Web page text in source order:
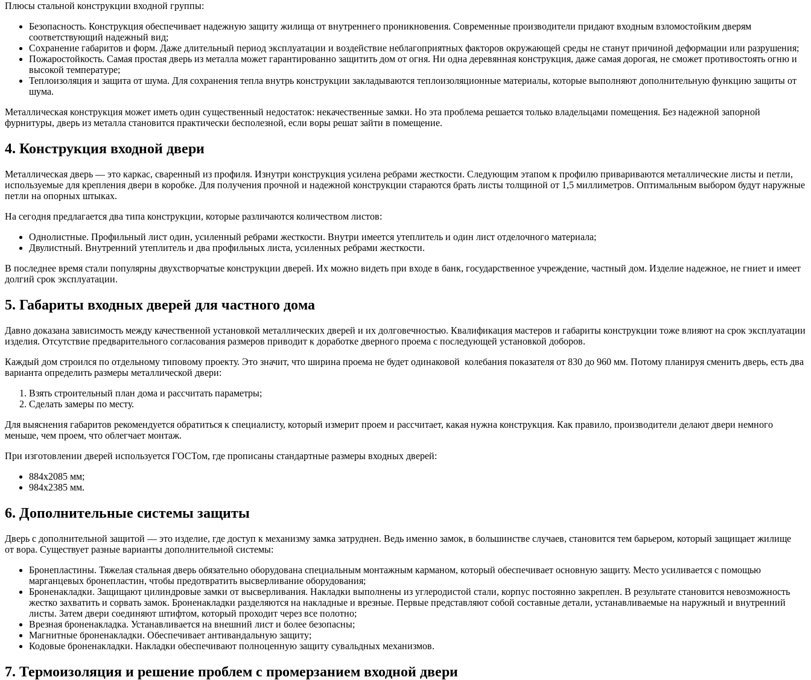
Плюсы стальной конструкции входной группы:
Безопасность. Конструкция обеспечивает надежную защиту жилища от внутреннего проникновения. Современные производители придают входным взломостойким дверям
соответствующий надежный вид;
Сохранение габаритов и форм. Даже длительный период эксплуатации и воздействие неблагоприятных факторов окружающей среды не станут причиной деформации или разрушения;
Пожаростойкость. Самая простая дверь из металла может гарантированно защитить дом от огня. Ни одна деревянная конструкция, даже самая дорогая, не сможет противостоять огню и
высокой температуре;
Теплоизоляция и защита от шума. Для сохранения тепла внутрь конструкции закладываются теплоизоляционные материалы, которые выполняют дополнительную функцию защиты от
шума.
Металлическая конструкция может иметь один существенный недостаток: некачественные замки. Но эта проблема решается только владельцами помещения. Без надежной запорной
фурнитуры, дверь из металла становится практически бесполезной, если воры решат зайти в помещение.
4. Конструкция входной двери
Металлическая дверь — это каркас, сваренный из профиля. Изнутри конструкция усилена ребрами жесткости. Следующим этапом к профилю привариваются металлические листы и петли,
используемые для крепления двери в коробке. Для получения прочной и надежной конструкции стараются брать листы толщиной от 1,5 миллиметров. Оптимальным выбором будут наружные
петли на опорных штыках.
На сегодня предлагается два типа конструкции, которые различаются количеством листов:
Однолистные. Профильный лист один, усиленный ребрами жесткости. Внутри имеется утеплитель и один лист отделочного материала;
Двулистный. Внутренний утеплитель и два профильных листа, усиленных ребрами жесткости.
В последнее время стали популярны двухстворчатые конструкции дверей. Их можно видеть при входе в банк, государственное учреждение, частный дом. Изделие надежное, не гниет и имеет
долгий срок эксплуатации.
5. Габариты входных дверей для частного дома
Давно доказана зависимость между качественной установкой металлических дверей и их долговечностью. Квалификация мастеров и габариты конструкции тоже влияют на срок эксплуатации
изделия. Отсутствие предварительного согласования размеров приводит к доработке дверного проема с последующей установкой доборов.
Каждый дом строился по отдельному типовому проекту. Это значит, что ширина проема не будет одинаковой колебания показателя от 830 до 960 мм. Потому планируя сменить дверь, есть два
варианта определить размеры металлической двери:
Взять строительный план дома и рассчитать параметры;
Сделать замеры по месту.
Для выяснения габаритов рекомендуется обратиться к специалисту, который измерит проем и рассчитает, какая нужна конструкция. Как правило, производители делают двери немного
меньше, чем проем, что облегчает монтаж.
При изготовлении дверей используется ГОСТом, где прописаны стандартные размеры входных дверей:
884х2085 мм;
984х2385 мм.
6. Дополнительные системы защиты
Дверь с дополнительной защитой — это изделие, где доступ к механизму замка затруднен. Ведь именно замок, в большинстве случаев, становится тем барьером, который защищает жилище
от вора. Существует разные варианты дополнительной системы:
Бронепластины. Тяжелая стальная дверь обязательно оборудована специальным монтажным карманом, который обеспечивает основную защиту. Место усиливается с помощью
марганцевых бронепластин, чтобы предотвратить высверливание оборудования;
Броненакладки. Защищают цилиндровые замки от высверливания. Накладки выполнены из углеродистой стали, корпус постоянно закреплен. В результате становится невозможность
жестко захватить и сорвать замок. Броненакладки разделяются на накладные и врезные. Первые представляют собой составные детали, устанавливаемые на наружный и внутренний
листы. Затем двери соединяют штифтом, который проходит через все полотно;
Врезная броненакладка. Устанавливается на внешний лист и более безопасны;
Магнитные броненакладки. Обеспечивает антивандальную защиту;
Кодовые броненакладки. Накладки обеспечивают полноценную защиту сувальдных механизмов.
7. Термоизоляция и решение проблем с промерзанием входной двери